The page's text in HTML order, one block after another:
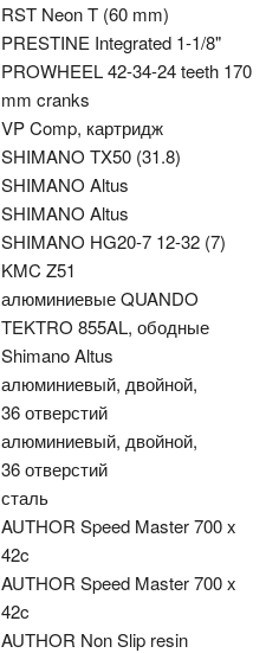
RST Neon T (60 mm)
PRESTINE Integrated 1-1/8"
PROWHEEL 42-34-24 teeth 170
mm cranks
VP Comp, картридж
SHIMANO TX50 (31.8)
SHIMANO Altus
SHIMANO Altus
SHIMANO HG20-7 12-32 (7)
KMC Z51
алюминиевые QUANDO
TEKTRO 855AL, ободные
Shimano Altus
алюминиевый, двойной,
36 отверстий
алюминиевый, двойной,
36 отверстий
сталь
AUTHOR Speed Master 700 x
42c
AUTHOR Speed Master 700 x
42c
AUTHOR Non Slip resin